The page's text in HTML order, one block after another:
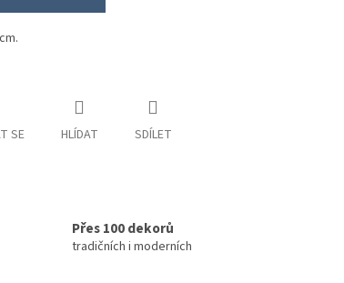
SE HLÍDAT SDÍLET
Přes 100 dekorů
tradičních i moderních